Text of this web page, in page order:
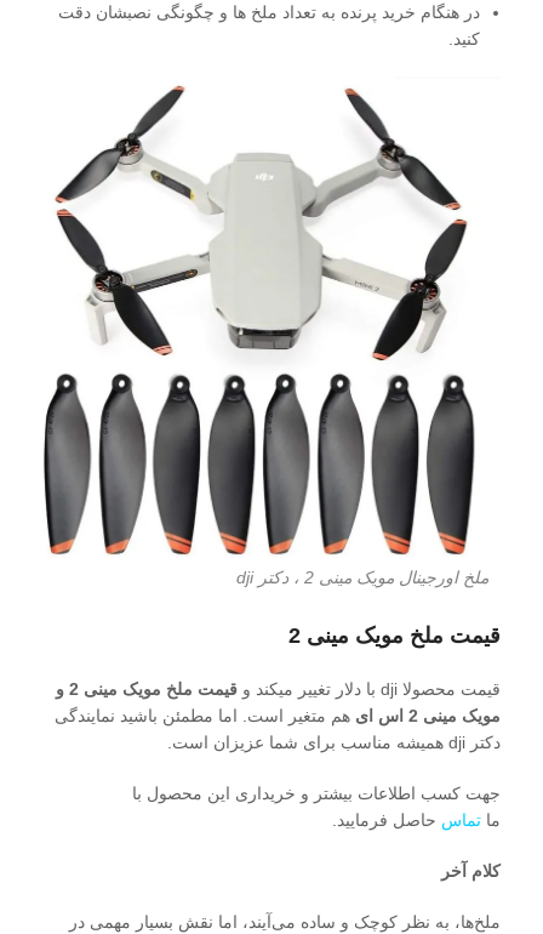
در هنگام خرید پرنده به تعداد ملخ ها و چگونگی نصبشان دقت
کنید.
ملخ اورجینال مویک مینی 2 ، دکتر dji
قیمت ملخ مویک مینی 2
قیمت محصولا dji با دلار تغییر میکند و
قیمت ملخ مویک مینی 2 و
مویک مینی 2 اس ای
هم متغیر است. اما مطمئن باشید نمایندگی
دکتر dji همیشه مناسب برای شما عزیزان است.
جهت کسب اطلاعات بیشتر و خریداری این محصول با
ماتماس حاصل فرمایید.
کلام آخر
ملخ‌ها، به نظر کوچک و ساده می‌آیند، اما نقش بسیار مهمی در